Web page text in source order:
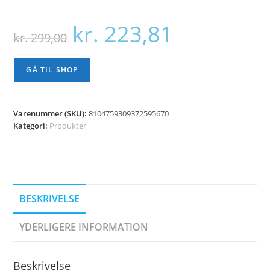
kr.299,00
Den
oprindelige
pris
kr. 299,00.
kr. 223,81
GÅ TIL SHOP
Varenummer (SKU):8104759309372595670
Kategori: Produkter
BESKRIVELSE
YDERLIGERE INFORMATION
Beskrivelse